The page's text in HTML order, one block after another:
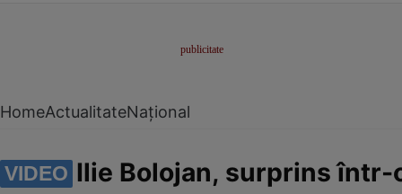
HomeActualitateNațional
VIDEO Ilie Bolojan, surprins într-